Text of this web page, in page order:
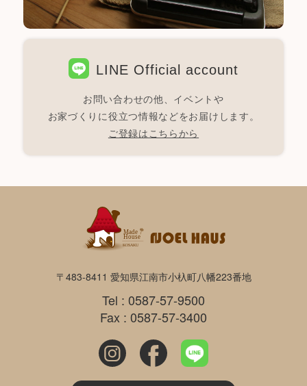
LINE Official account
お問い合わせの他、イベントや
お家づくりに役立つ情報などをお届けします。
ご登録はこちらから
〒483-8411 愛知県江南市小杁町八幡223番地
Tel : 0587-57-9500
Fax : 0587-57-3400